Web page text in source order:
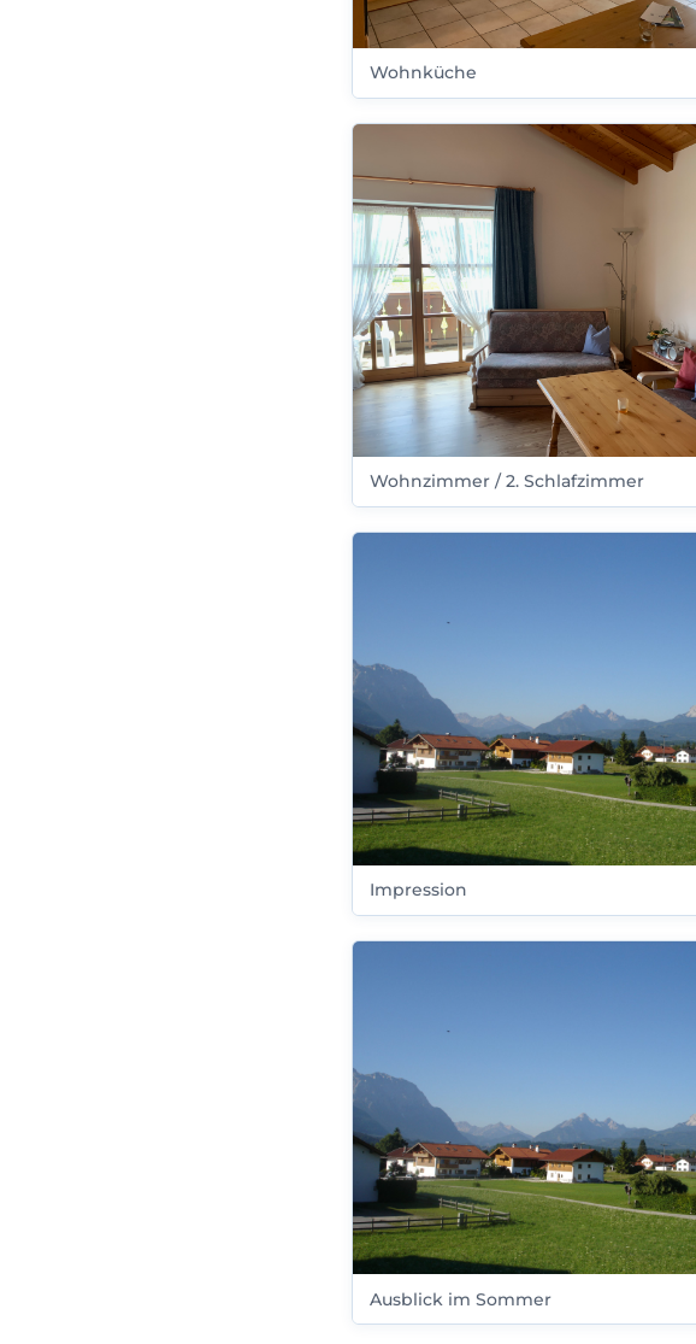
Wohnküche
Wohnzimmer / 2. Schlafzimmer
Impression
Ausblick im Sommer